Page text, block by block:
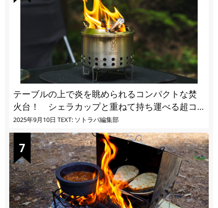
テーブルの上で炎を眺められるコンパクトな焚
火台！ シェラカップと重ねて持ち運べる超コ
ンパクト収納
2025年9月10日 TEXT: ソトラバ編集部